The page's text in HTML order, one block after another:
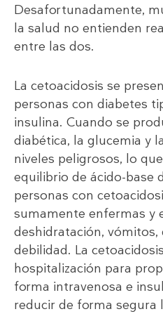
Desafortunadamente,
la salud no entienden
entre las dos.
La cetoacidosis se
personas con diabetes
insulina. Cuando se
diabética, la glucemia y
niveles peligrosos, lo
equilibrio de ácido-base
personas con
sumamente enfermas y
deshidratación,
debilidad. La
hospitalización para
forma intravenosa e
reducir de forma segura